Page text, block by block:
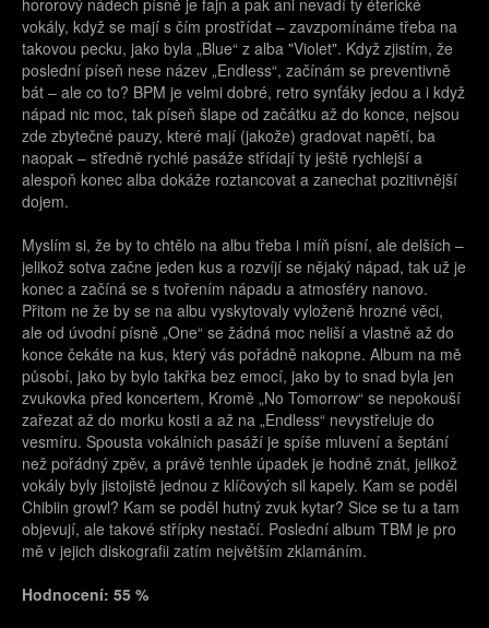
vokály, když se mají s čím prostřídat – zavzpomínáme třeba na
takovou pecku, jako byla „Blue“ z alba "Violet". Když zjistím, že
poslední píseň nese název „Endless“, začínám se preventivně
bát – ale co to? BPM je velmi dobré, retro synťáky jedou a i když
nápad nic moc, tak píseň šlape od začátku až do konce, nejsou
zde zbytečné pauzy, které mají (jakože) gradovat napětí, ba
naopak – středně rychlé pasáže střídají ty ještě rychlejší a
alespoň konec alba dokáže roztancovat a zanechat pozitivnější
dojem.
Myslím si, že by to chtělo na albu třeba i míň písní, ale delších –
jelikož sotva začne jeden kus a rozvíjí se nějaký nápad, tak už je
konec a začíná se s tvořením nápadu a atmosféry nanovo.
Přitom ne že by se na albu vyskytovaly vyloženě hrozné věci,
ale od úvodní písně „One“ se žádná moc neliší a vlastně až do
konce čekáte na kus, který vás pořádně nakopne. Album na mě
působí, jako by bylo takřka bez emocí, jako by to snad byla jen
zvukovka před koncertem, Kromě „No Tomorrow“ se nepokouší
zařezat až do morku kosti a až na „Endless“ nevystřeluje do
vesmíru. Spousta vokálních pasáží je spíše mluvení a šeptání
než pořádný zpěv, a právě tenhle úpadek je hodně znát, jelikož
vokály byly jistojistě jednou z klíčových sil kapely. Kam se poděl
Chibiin growl? Kam se poděl hutný zvuk kytar? Sice se tu a tam
objevují, ale takové střípky nestačí. Poslední album TBM je pro
mě v jejich diskografii zatím největším zklamáním.
Hodnocení: 55 %